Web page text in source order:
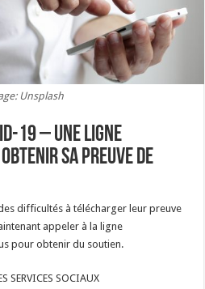
Unsplash
19 – Une ligne
sa preuve de
difficultés à télécharger leur preuve
appeler à la ligne
pour obtenir du soutien.
SERVICES SOCIAUX